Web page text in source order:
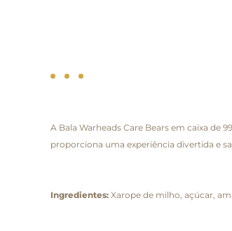
A Bala Warheads Care Bears em caixa de
proporciona uma experiência divertida e
Ingredientes: Xarope de milho, açúcar,